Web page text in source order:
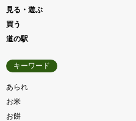
見る・遊ぶ
買う
道の駅
キーワード
あられ
お米
お餅